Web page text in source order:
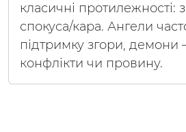
класичні протилежності:
спокуса/кара. Ангели
підтримку згори, демони
конфлікти чи провину.